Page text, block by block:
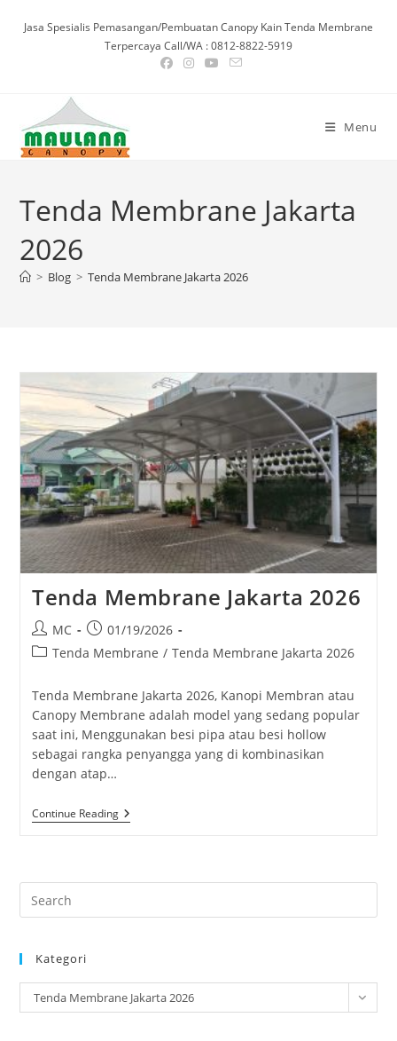
Jasa Spesialis Pemasangan/Pembuatan Canopy Kain Tenda Membrane
Terpercaya Call/WA : 0812-8822-5919
Menu
Tenda Membrane Jakarta
2026
> Blog > Tenda Membrane Jakarta 2026
Tenda Membrane Jakarta 2026
Post
author:
MC
Post
published:
01/19/2026
PostTenda Membrane / Tenda Membrane Jakarta 2026
Tenda Membrane Jakarta 2026, Kanopi Membran atau
Canopy Membrane adalah model yang sedang popular
saat ini, Menggunakan besi pipa atau besi hollow
sebagai rangka penyangga yang di kombinasikan
dengan atap…
Continue ReadingTenda
Membrane
the
Kategori
Kategori
Tenda Membrane Jakarta 2026